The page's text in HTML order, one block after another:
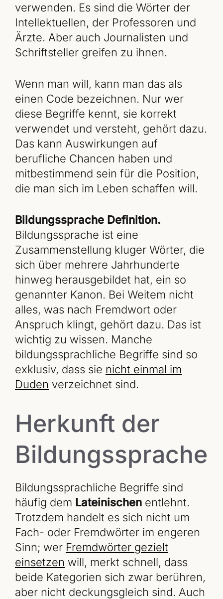
verwenden. Es sind die Wörter der
Intellektuellen, der Professoren und
Ärzte. Aber auch Journalisten und
Schriftsteller greifen zu ihnen.
Wenn man will, kann man das als
einen Code bezeichnen. Nur wer
diese Begriffe kennt, sie korrekt
verwendet und versteht, gehört dazu.
Das kann Auswirkungen auf
berufliche Chancen haben und
mitbestimmend sein für die Position,
die man sich im Leben schaffen will.
Bildungssprache Definition.
Bildungssprache ist eine
Zusammenstellung kluger Wörter, die
sich über mehrere Jahrhunderte
hinweg herausgebildet hat, ein so
genannter Kanon. Bei Weitem nicht
alles, was nach Fremdwort oder
Anspruch klingt, gehört dazu. Das ist
wichtig zu wissen. Manche
bildungssprachliche Begriffe sind so
exklusiv, dass sie nicht einmal im
Duden verzeichnet sind.
Herkunft der
Bildungssprache
Bildungssprachliche Begriffe sind
häufig dem Lateinischen entlehnt.
Trotzdem handelt es sich nicht um
Fach- oder Fremdwörter im engeren
Sinn; wer Fremdwörter gezielt
einsetzen will, merkt schnell, dass
beide Kategorien sich zwar berühren,
aber nicht deckungsgleich sind. Auch